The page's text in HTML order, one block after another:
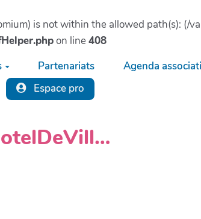
is not within the allowed path(s):
on line408
Partenariats Agenda
Espace pro